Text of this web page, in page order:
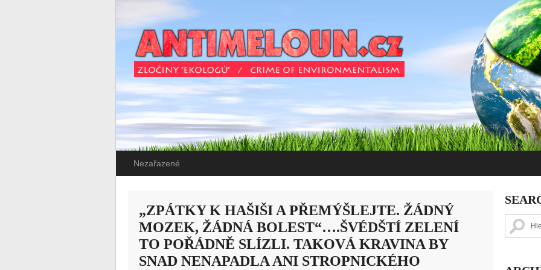
Nezařazené
„ZPÁTKY K HAŠIŠI A PŘEMÝŠLEJTE. ŽÁDNÝ
MOZEK, ŽÁDNÁ BOLEST“….ŠVÉDŠTÍ ZELENÍ
TO POŘÁDNĚ SLÍZLI. TAKOVÁ KRAVINA BY
SNAD NENAPADLA ANI STROPNICKÉHO